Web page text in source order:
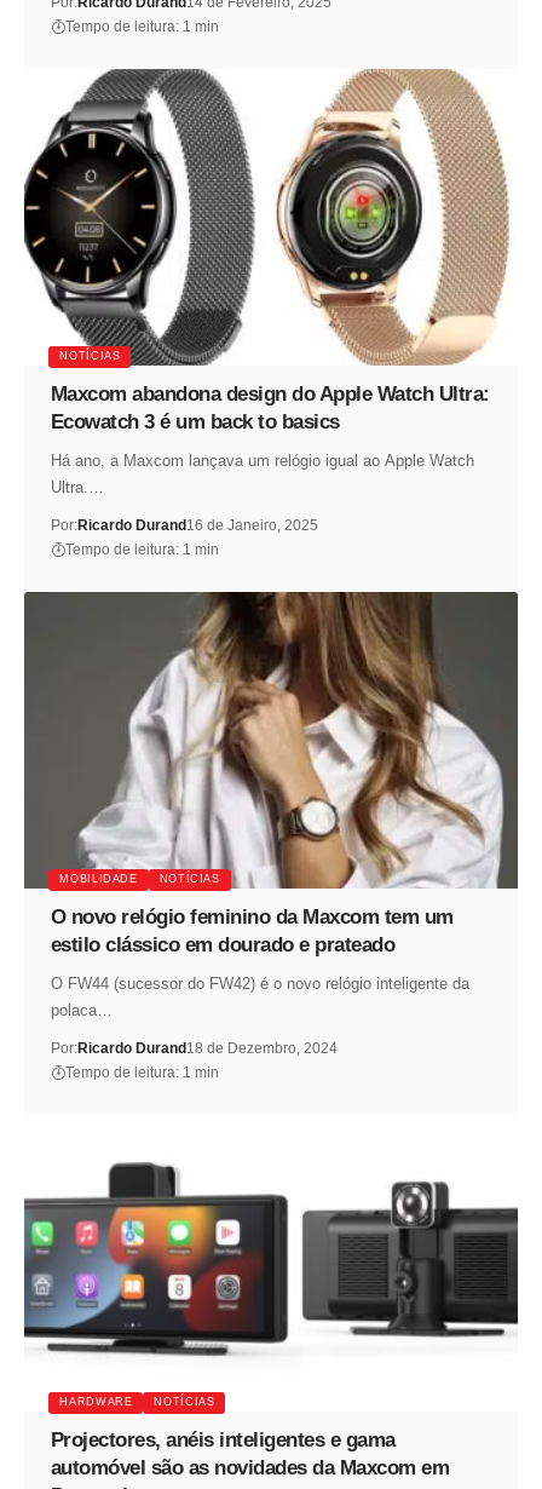
Tempo de leitura: 1 min
NOTÍCIAS
Maxcom abandona design do Apple Watch Ultra:
Ecowatch 3 é um back to basics
Há ano, a Maxcom lançava um relógio igual ao Apple Watch
Ultra.…
Por:Ricardo Durand 16 de Janeiro, 2025
Tempo de leitura: 1 min
MOBILIDADE NOTÍCIAS
O novo relógio feminino da Maxcom tem um
estilo clássico em dourado e prateado
O FW44 (sucessor do FW42) é o novo relógio inteligente da
polaca…
Por:Ricardo Durand18 de Dezembro, 2024
Tempo de leitura: 1 min
HARDWARE NOTÍCIAS
Projectores, anéis inteligentes e gama
automóvel são as novidades da Maxcom em